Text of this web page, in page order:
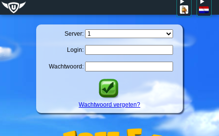
Server:
Login:
Wachtwoord:
Wachtwoord vergeten?